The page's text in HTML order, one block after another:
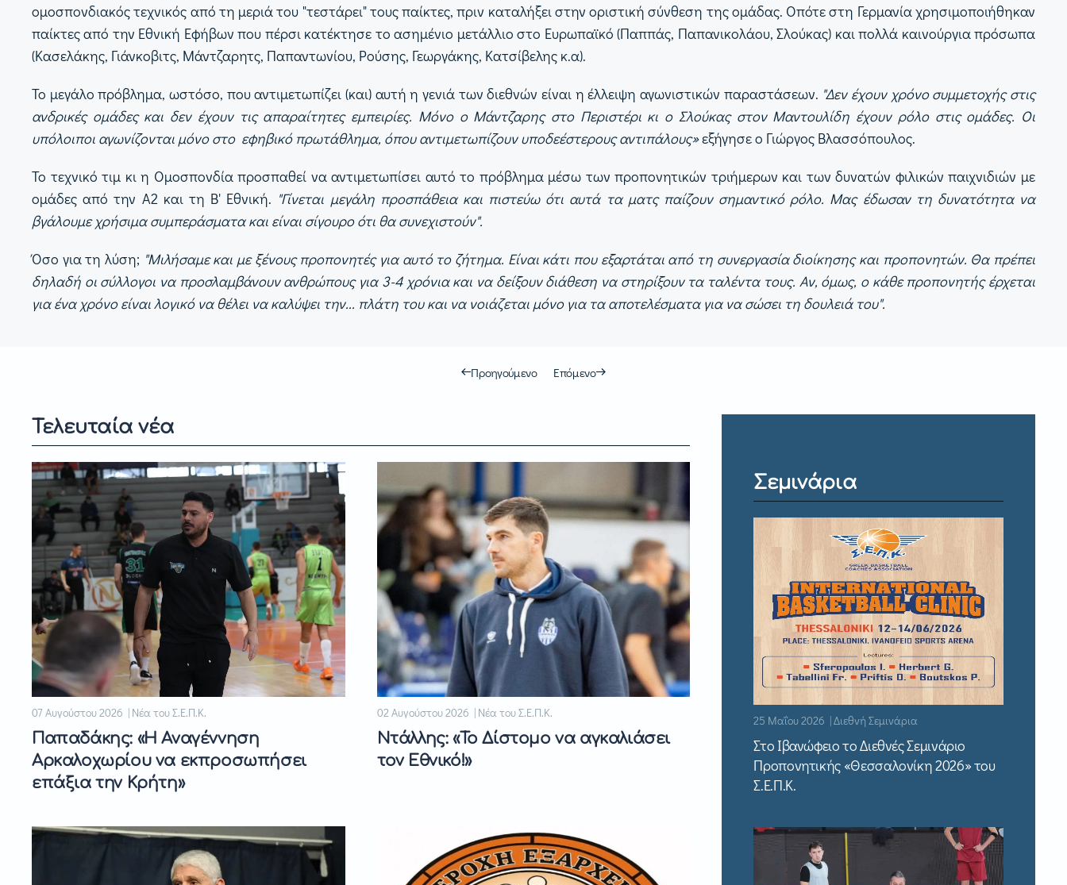
ομοσπονδιακός τεχνικός από τη μεριά του "τεστάρει" τους παίκτες, πριν καταλήξει στην οριστική σύνθεση της ομάδας. Οπότε στη Γερμανία χρησιμοποιήθηκαν
παίκτες από την Εθνική Εφήβων που πέρσι κατέκτησε το ασημένιο μετάλλιο στο Ευρωπαϊκό (Παππάς, Παπανικολάου, Σλούκας) και πολλά καινούργια πρόσωπα
(Κασελάκης, Γιάνκοβιτς, Μάντζαρητς, Παπαντωνίου, Ρούσης, Γεωργάκης, Κατσίβελης κ.α).
Το μεγάλο πρόβλημα, ωστόσο, που αντιμετωπίζει (και) αυτή η γενιά των διεθνών είναι η έλλειψη αγωνιστικών παραστάσεων. "Δεν έχουν χρόνο συμμετοχής στις
ανδρικές ομάδες και δεν έχουν τις απαραίτητες εμπειρίες. Μόνο ο Μάντζαρης στο Περιστέρι κι ο Σλούκας στον Μαντουλίδη έχουν ρόλο στις ομάδες. Οι
υπόλοιποι αγωνίζονται μόνο στο εφηβικό πρωτάθλημα, όπου αντιμετωπίζουν υποδεέστερους αντιπάλους»εξήγησε ο Γιώργος Βλασσόπουλος.
Το τεχνικό τιμ κι η Ομοσπονδία προσπαθεί να αντιμετωπίσει αυτό το πρόβλημα μέσω των προπονητικών τριήμερων και των δυνατών φιλικών παιχνιδιών με
ομάδες από την Α2 και τη Β' Εθνική. "Γίνεται μεγάλη προσπάθεια και πιστεύω ότι αυτά τα ματς παίζουν σημαντικό ρόλο. Μας έδωσαν τη δυνατότητα να
βγάλουμε χρήσιμα συμπεράσματα και είναι σίγουρο ότι θα συνεχιστούν".
Όσο για τη λύση; "Μιλήσαμε και με ξένους προπονητές για αυτό το ζήτημα. Είναι κάτι που εξαρτάται από τη συνεργασία διοίκησης και προπονητών. Θα πρέπει
δηλαδή οι σύλλογοι να προσλαμβάνουν ανθρώπους για 3-4 χρόνια και να δείξουν διάθεση να στηρίξουν τα ταλέντα τους. Αν, όμως, ο κάθε προπονητής έρχεται
για ένα χρόνο είναι λογικό να θέλει να καλύψει την... πλάτη του και να νοιάζεται μόνο για τα αποτελέσματα για να σώσει τη δουλειά του".
Προηγούμενο Επόμενο
Τελευταία νέα
07 Αυγούστου 2026 | Νέα του Σ.Ε.Π.Κ.
Παπαδάκης: «Η Αναγέννηση
Αρκαλοχωρίου να εκπροσωπήσει
επάξια την Κρήτη»
02 Αυγούστου 2026 | Νέα του Σ.Ε.Π.Κ.
Ντάλλης: «Το Δίστομο να αγκαλιάσει
τον Εθνικό!»
Σεμινάρια
25 Μαΐου 2026 | Διεθνή Σεμινάρια
Στο Ιβανώφειο το Διεθνές Σεμινάριο
Προπονητικής «Θεσσαλονίκη 2026» του
Σ.Ε.Π.Κ.